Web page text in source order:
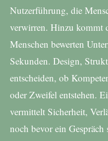
Nutzerführung, die
verwirren. Hinzu kommt
Menschen bewerten
Sekunden. Design,
entscheiden, ob
oder Zweifel entstehen.
vermittelt Sicherheit,
noch bevor ein